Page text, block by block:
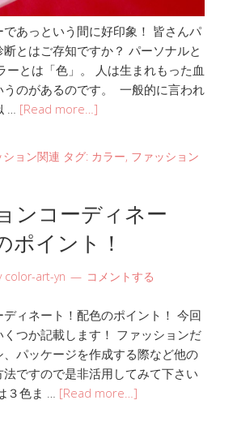
あっという間に好印象！ 皆さんパ
とはご存知ですか？ パーソナルと
ーとは「色」。 人は生まれもった血
うのがあるのです。 一般的に言われ
… [Read more…]
ション関連 タグ: カラー, ファッション
ンコーディネー
ポイント！
color-art-yn コメントする
ィネート！配色のポイント！ 今回
つか記載します！ ファッションだ
パッケージを作成する際など他の
ですので是非活用してみて下さい
３色ま … [Read more…]